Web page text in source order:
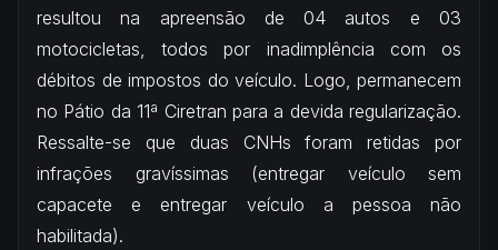
resultou na apreensão de 04 autos e 03
motocicletas, todos por inadimplência com os
débitos de impostos do veículo. Logo, permanecem
no Pátio da 11ª Ciretran para a devida regularização.
Ressalte-se que duas CNHs foram retidas por
infrações gravíssimas (entregar veículo sem
capacete e entregar veículo a pessoa não
habilitada).